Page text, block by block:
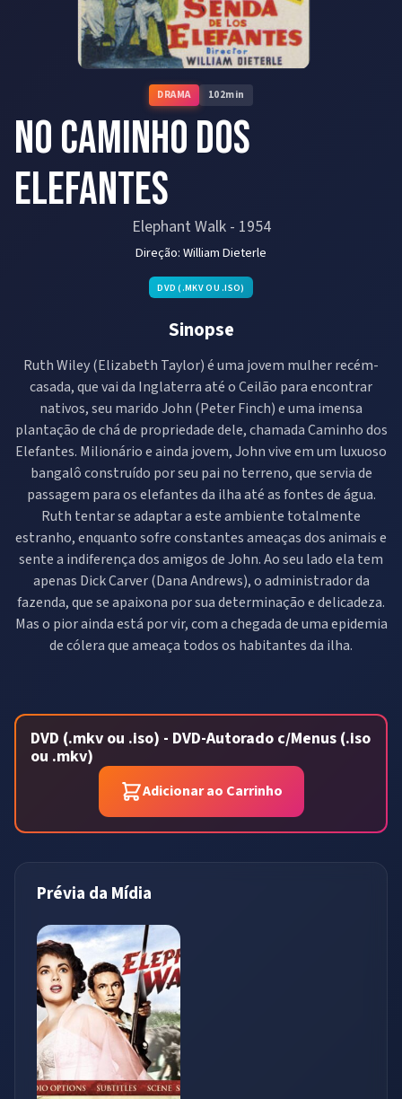
DRAMA 102min
No Caminho dos
Elefantes
Elephant Walk- 1954
Direção:William Dieterle
DVD (.MKV OU .ISO)
Sinopse
Ruth Wiley (Elizabeth Taylor) é uma jovem mulher recém-
casada, que vai da Inglaterra até o Ceilão para encontrar
nativos, seu marido John (Peter Finch) e uma imensa
plantação de chá de propriedade dele, chamada Caminho dos
Elefantes. Milionário e ainda jovem, John vive em um luxuoso
bangalô construído por seu pai no terreno, que servia de
passagem para os elefantes da ilha até as fontes de água.
Ruth tentar se adaptar a este ambiente totalmente
estranho, enquanto sofre constantes ameaças dos animais e
sente a indiferença dos amigos de John. Ao seu lado ela tem
apenas Dick Carver (Dana Andrews), o administrador da
fazenda, que se apaixona por sua determinação e delicadeza.
Mas o pior ainda está por vir, com a chegada de uma epidemia
de cólera que ameaça todos os habitantes da ilha.
DVD (.mkv ou .iso) - DVD-Autorado c/Menus (.iso
ou .mkv)
Adicionar ao Carrinho
Prévia da Mídia